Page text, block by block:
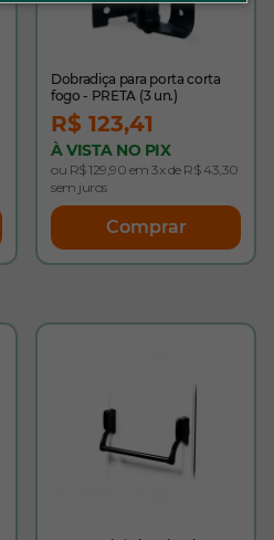
Dobradiça para porta corta
fogo - PRETA (3 un.)
R$ 123,41
À VISTA NO PIX
ou R$ 129,90 em 3x de R$ 43,30
sem juros
Comprar